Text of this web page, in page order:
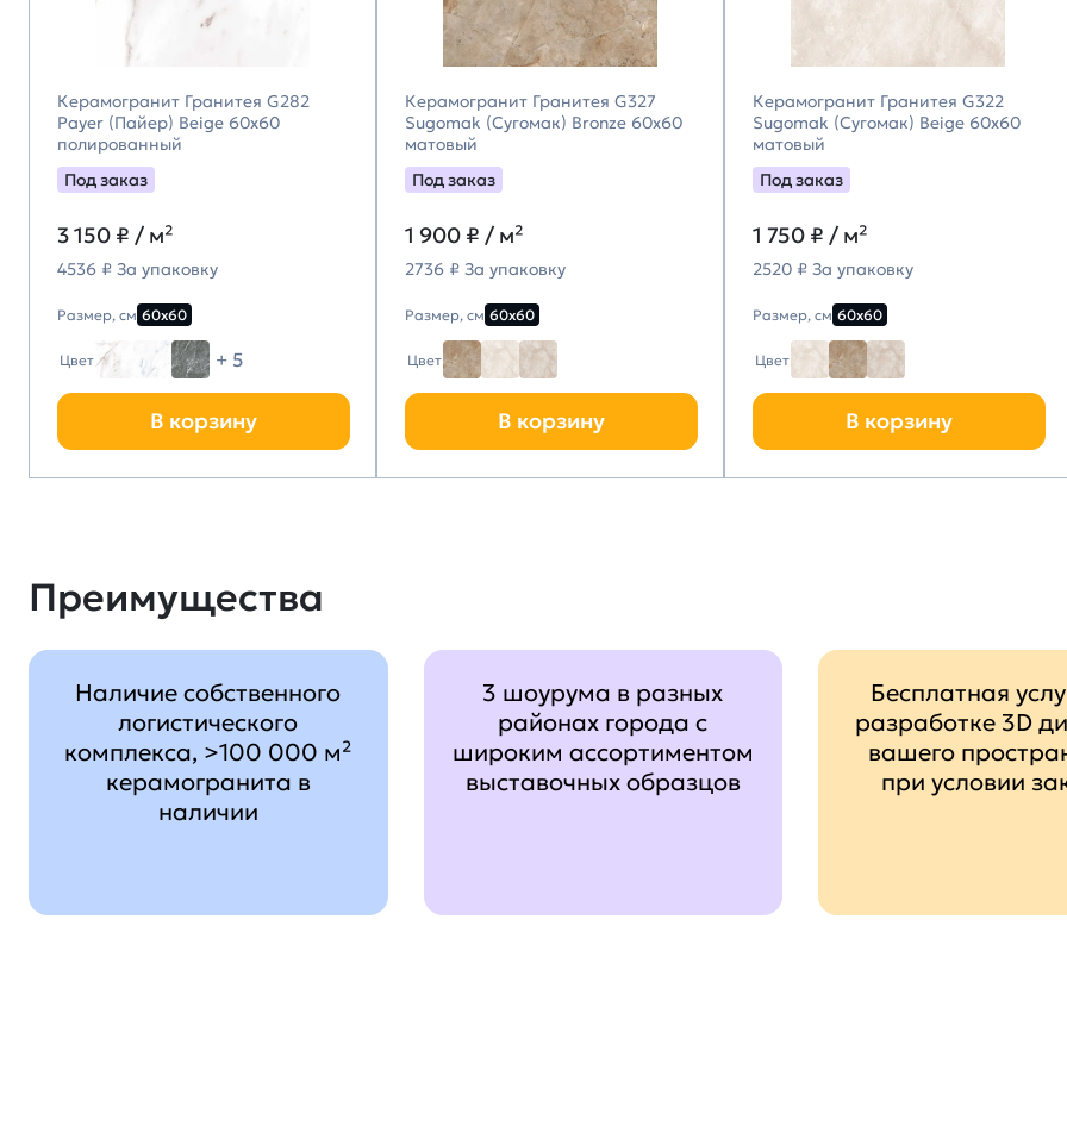
Керамогранит Гранитея G282
Payer (Пайер) Beige 60х60
полированный
Под заказ
3 150 ₽ / м²
4536 ₽ За упаковку
Размер, см 60х60
Цвет + 5
В корзину
Керамогранит Гранитея G327
Sugomak (Сугомак) Bronze 60х60
матовый
Под заказ
1 900 ₽ / м²
2736 ₽ За упаковку
Размер, см 60х60
Цвет
В корзину
Керамогранит Гранитея G322
Sugomak (Сугомак) Beige 60х60
матовый
Под заказ
1 750 ₽ / м²
2520 ₽ За упаковку
Размер, см 60х60
Цвет
В корзину
Преимущества
Наличие собственного
логистического
комплекса, >100 000 м²
керамогранита в
наличии
3 шоурума в разных
районах города с
широким ассортиментом
выставочных образцов
Бесплатная
разработке 3D
вашего
при условии